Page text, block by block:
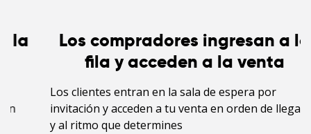
Los compradores ingresan a la
fila y acceden a la venta
Los clientes entran en la sala de espera por
invitación y acceden a tu venta en orden de llegada
y al ritmo que determines